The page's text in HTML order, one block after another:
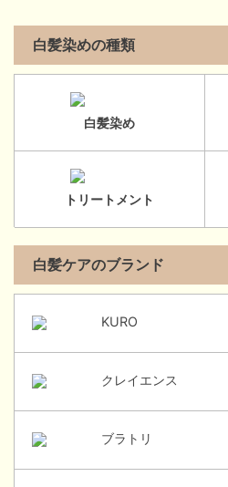
白髪染めの種類
白髪染め
トリートメント
白髪ケアのブランド
KURO
クレイエンス
ブラトリ